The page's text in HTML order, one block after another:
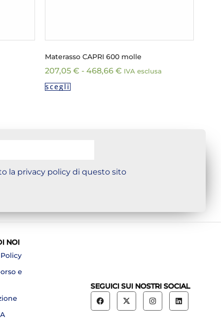
Materasso CAPRI 600 molle
207,05 € - 468,66 € IVA esclusa
scegli
la privacy policy di questo sito
NOI
e
SEGUICI SUI NOSTRI SOCIAL